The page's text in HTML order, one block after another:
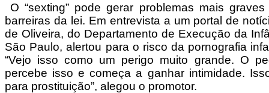
O “sexting” pode gerar problemas mais
barreiras da lei. Em entrevista a um portal de
de Oliveira, do Departamento de Execução da
São Paulo, alertou para o risco da pornografia
“Vejo isso como um perigo muito grande. O
percebe isso e começa a ganhar intimidade.
para prostituição”, alegou o promotor.